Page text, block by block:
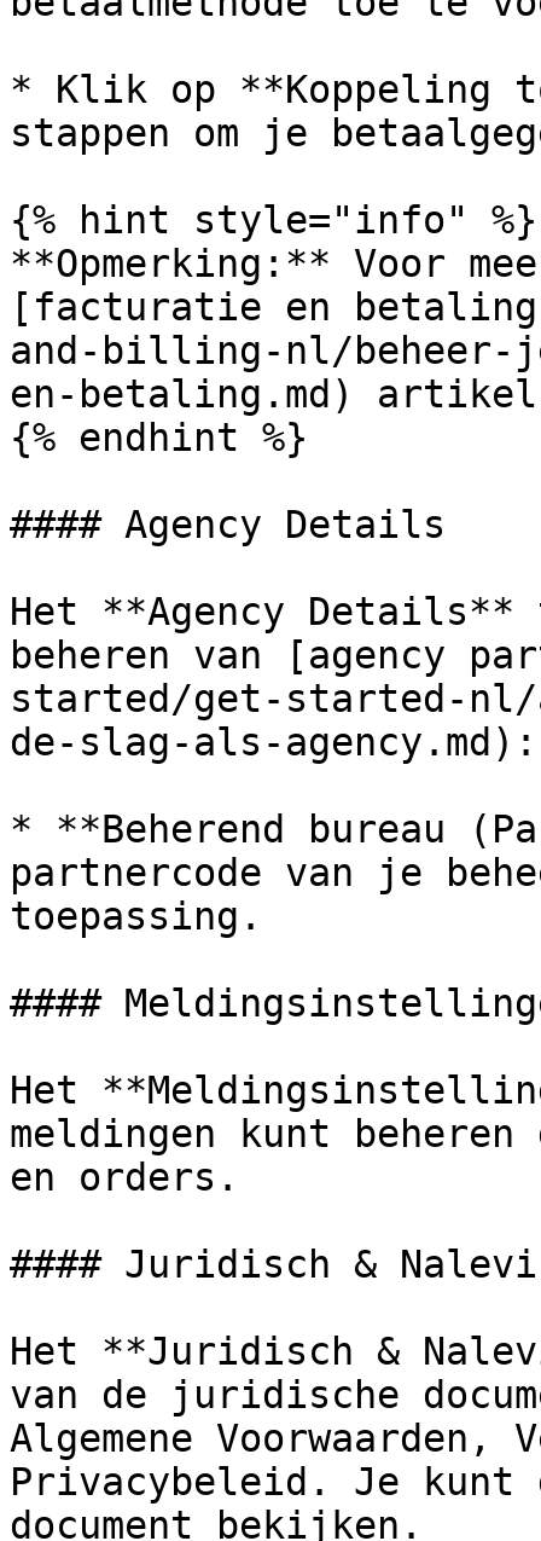
* Klik op **Koppeling
stappen om je
{% hint style="info" %}
**Opmerking:** Voor
[facturatie en
and-billing-nl/beheer-
en-betaling.md)
{% endhint %}
#### Agency Details
Het **Agency
beheren van [agency
started/get-started-nl/
de-slag-als-agency.md):
* **Beherend bureau
partnercode van je
toepassing.
####
Het
meldingen kunt
en orders.
#### Juridisch &
Het **Juridisch &
van de juridische
Algemene
Privacybeleid. Je
document bekijken.